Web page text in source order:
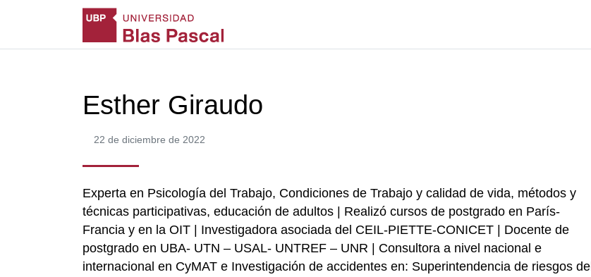
Esther Giraudo
22 de diciembre de 2022
Experta en Psicología del Trabajo, Condiciones de Trabajo y calidad de vida, métodos y
técnicas participativas, educación de adultos | Realizó cursos de postgrado en París-
Francia y en la OIT | Investigadora asociada del CEIL-PIETTE-CONICET | Docente de
postgrado en UBA- UTN – USAL- UNTREF – UNR | Consultora a nivel nacional e
internacional en CyMAT e Investigación de accidentes en: Superintendencia de riesgos del